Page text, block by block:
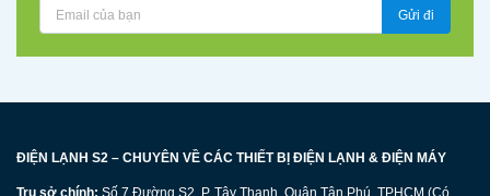
Gửi đi
ĐIỆN LẠNH S2 – CHUYÊN VỀ CÁC THIẾT BỊ ĐIỆN LẠNH & ĐIỆN MÁY